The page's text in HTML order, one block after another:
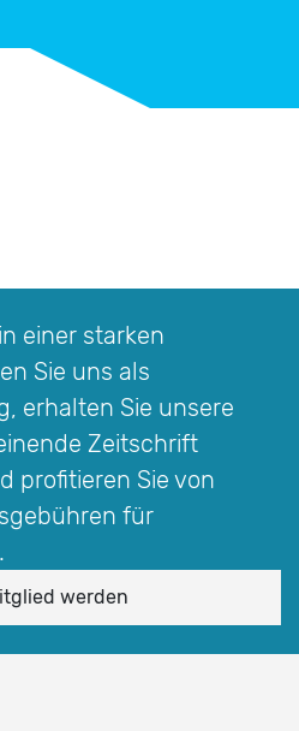
einer starken
Sie uns als
erhalten Sie unsere
Zeitschrift
profitieren Sie von
für
werden